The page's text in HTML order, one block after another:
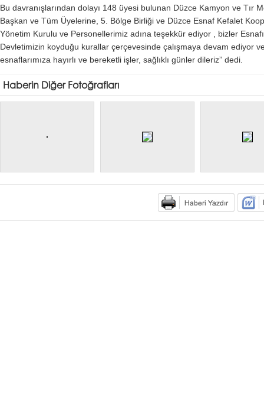
Bu davranışlarından dolayı 148 üyesi bulunan Düzce Kamyon ve Tır
Başkan ve Tüm Üyelerine, 5. Bölge Birliği ve Düzce Esnaf Kefalet
Yönetim Kurulu ve Personellerimiz adına teşekkür ediyor , bizler
Devletimizin koyduğu kurallar çerçevesinde çalışmaya devam ediyor
esnaflarımıza hayırlı ve bereketli işler, sağlıklı günler dileriz” dedi.
Haberin Diğer Fotoğrafları